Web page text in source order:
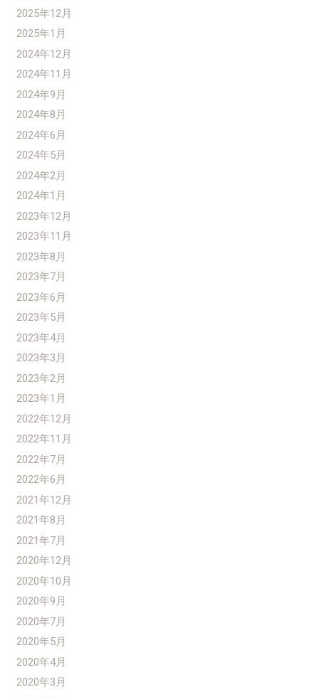
2025年12月
2025年1月
2024年12月
2024年11月
2024年9月
2024年8月
2024年6月
2024年5月
2024年2月
2024年1月
2023年12月
2023年11月
2023年8月
2023年7月
2023年6月
2023年5月
2023年4月
2023年3月
2023年2月
2023年1月
2022年12月
2022年11月
2022年7月
2022年6月
2021年12月
2021年8月
2021年7月
2020年12月
2020年10月
2020年9月
2020年7月
2020年5月
2020年4月
2020年3月